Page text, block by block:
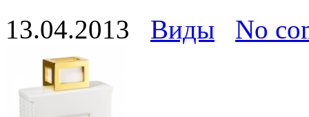
13.04.2013 Виды No